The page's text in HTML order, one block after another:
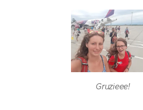
Gruzieee!